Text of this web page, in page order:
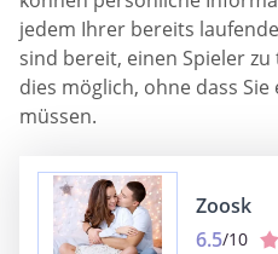
jedem Ihrer bereits
sind bereit, einen Spieler
dies möglich, ohne dass
müssen.
Zoosk
6.5/10